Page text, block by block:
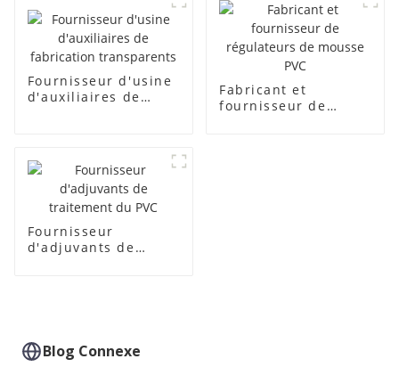
Fournisseur d'usine
d'auxiliaires de
Fabricant et
fournisseur de
Fournisseur
d'adjuvants de
Blog Connexe